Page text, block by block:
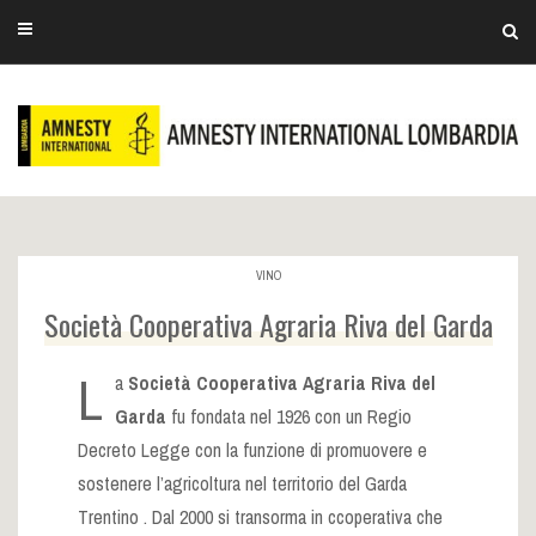
VINO
Società Cooperativa Agraria Riva del Garda
L a Società Cooperativa Agraria Riva del
Garda fu fondata nel 1926 con un Regio
Decreto Legge con la funzione di promuovere e
sostenere l’agricoltura nel territorio del Garda
Trentino . Dal 2000 si transorma in ccoperativa che